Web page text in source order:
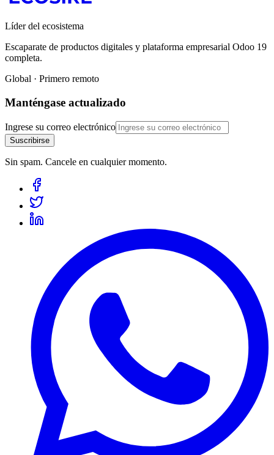
Líder del ecosistema
Escaparate de productos digitales y plataforma empresarial Odoo 19
completa.
Global · Primero remoto
Manténgase actualizado
Ingrese su correo electrónico
Suscribirse
Sin spam. Cancele en cualquier momento.